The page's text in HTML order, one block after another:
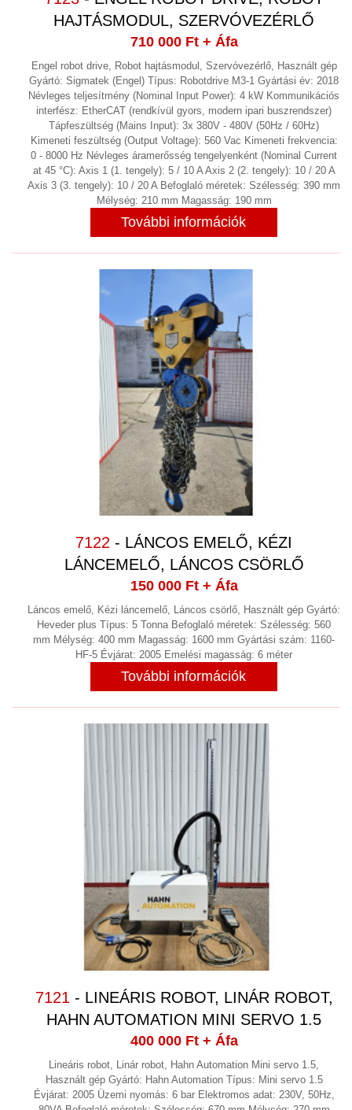
HAJTÁSMODUL, SZERVÓVEZÉRLŐ
710 000 Ft+ Áfa
Engel robot drive, Robot hajtásmodul, Szervóvezérlő, Használt gép
Gyártó: Sigmatek (Engel) Típus: Robotdrive M3-1 Gyártási év: 2018
Névleges teljesítmény (Nominal Input Power): 4 kW Kommunikációs
interfész: EtherCAT (rendkívül gyors, modern ipari buszrendszer)
Tápfeszültség (Mains Input): 3x 380V - 480V (50Hz / 60Hz)
Kimeneti feszültség (Output Voltage): 560 Vac Kimeneti frekvencia:
0 - 8000 Hz Névleges áramerősség tengelyenként (Nominal Current
at 45 °C): Axis 1 (1. tengely): 5 / 10 A Axis 2 (2. tengely): 10 / 20 A
Axis 3 (3. tengely): 10 / 20 A Befoglaló méretek: Szélesség: 390 mm
Mélység: 210 mm Magasság: 190 mm
További információk
7122 - LÁNCOS EMELŐ, KÉZI
LÁNCEMELŐ, LÁNCOS CSÖRLŐ
150 000 Ft+ Áfa
Láncos emelő, Kézi láncemelő, Láncos csörlő, Használt gép Gyártó:
Heveder plus Típus: 5 Tonna Befoglaló méretek: Szélesség: 560
mm Mélység: 400 mm Magasság: 1600 mm Gyártási szám: 1160-
HF-5 Évjárat: 2005 Emelési magasság: 6 méter
További információk
7121 - LINEÁRIS ROBOT, LINÁR ROBOT,
HAHN AUTOMATION MINI SERVO 1.5
400 000 Ft+ Áfa
Lineáris robot, Linár robot, Hahn Automation Mini servo 1.5,
Használt gép Gyártó: Hahn Automation Típus: Mini servo 1.5
Évjárat: 2005 Üzemi nyomás: 6 bar Elektromos adat: 230V, 50Hz,